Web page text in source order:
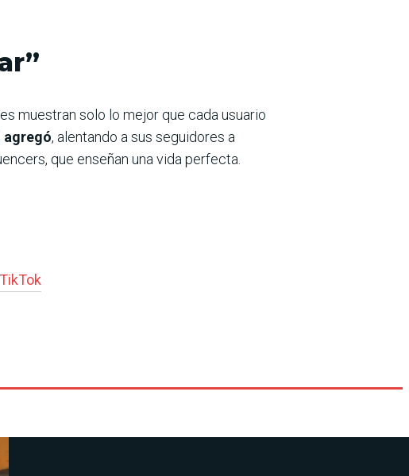
muestran solo lo mejor que cada usuario
agregó, alentando a sus seguidores a
que enseñan una vida perfecta.